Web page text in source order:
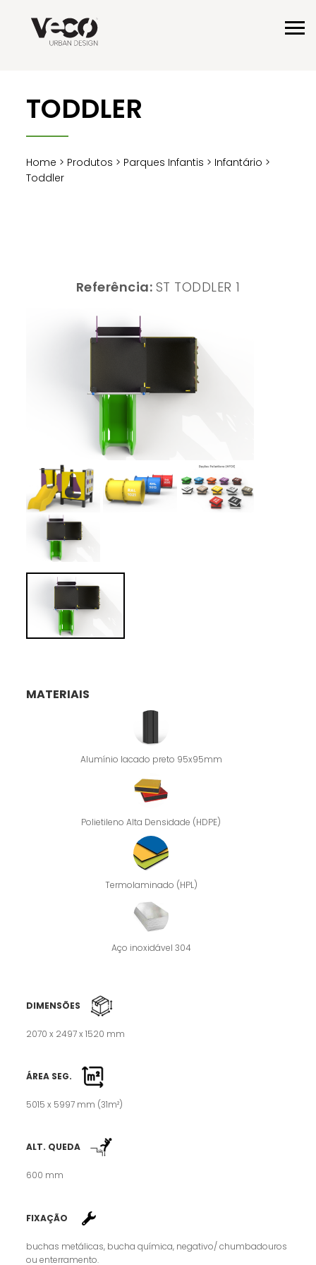
TODDLER
Home > Produtos > Parques Infantis > Infantário >
Toddler
Referência: ST TODDLER 1
MATERIAIS
Alumínio lacado preto 95x95mm
Polietileno Alta Densidade (HDPE)
Termolaminado (HPL)
Aço inoxidável 304
DIMENSÕES
2070 x 2497 x 1520 mm
ÁREA SEG.
5015 x 5997 mm (31m²)
ALT. QUEDA
600 mm
FIXAÇÃO
buchas metálicas, bucha química, negativo/ chumbadouros
ou enterramento.